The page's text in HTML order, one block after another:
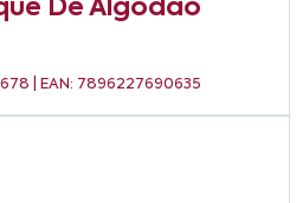
De Algodão
| EAN: 7896227690635